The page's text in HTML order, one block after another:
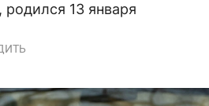
13 января